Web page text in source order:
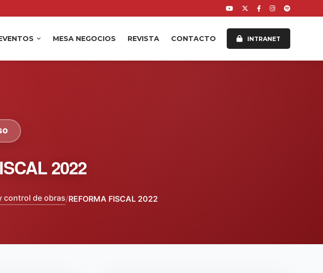
MESA NEGOCIOS REVISTA CONTACTO INTRANET
2022
control de obras/REFORMA FISCAL 2022